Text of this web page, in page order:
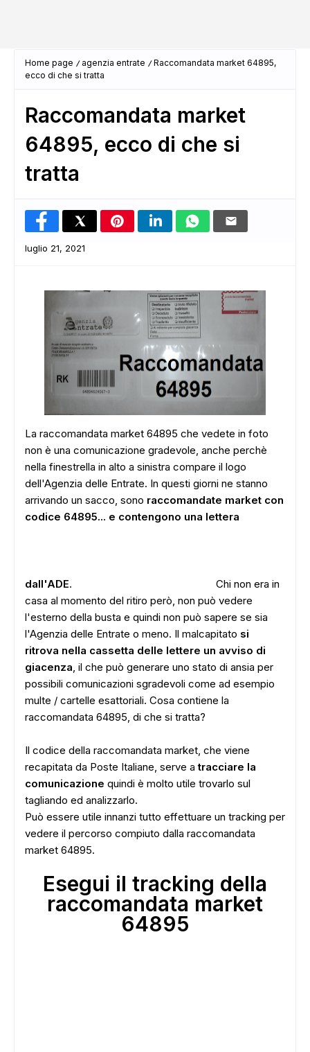
Home page agenzia entrate
Raccomandata market 64895,
ecco di che si tratta
Raccomandata market
64895, ecco di che si
tratta
luglio 21, 2021
La raccomandata market 64895 che vedete in foto
non è una comunicazione gradevole, anche perchè
nella finestrella in alto a sinistra compare il logo
dell'Agenzia delle Entrate. In questi giorni ne stanno
arrivando un sacco, sono raccomandate market con
codice 64895... e contengono una lettera
dall'ADE.
Chi non era in
casa al momento del ritiro però, non può vedere
l'esterno della busta e quindi non può sapere se sia
l'Agenzia delle Entrate o meno. Il malcapitato si
ritrova nella cassetta delle lettere un avviso di
giacenza, il che può generare uno stato di ansia per
possibili comunicazioni sgradevoli come ad esempio
multe / cartelle esattoriali. Cosa contiene la
raccomandata 64895, di che si tratta?
Il codice della raccomandata market, che viene
recapitata da Poste Italiane, serve atracciare la
comunicazione quindi è molto utile trovarlo sul
tagliando ed analizzarlo.
Può essere utile innanzi tutto effettuare un tracking per
vedere il percorso compiuto dalla raccomandata
market 64895.
Esegui il tracking della
raccomandata market
64895